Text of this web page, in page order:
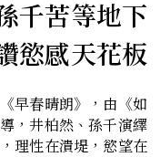
千苦等地下
慾感天花板
早春晴朗》，由《如
，井柏然、孫千演繹
理性在潰堤，慾望在